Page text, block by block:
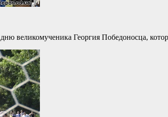
великомученика Георгия Победоносца,